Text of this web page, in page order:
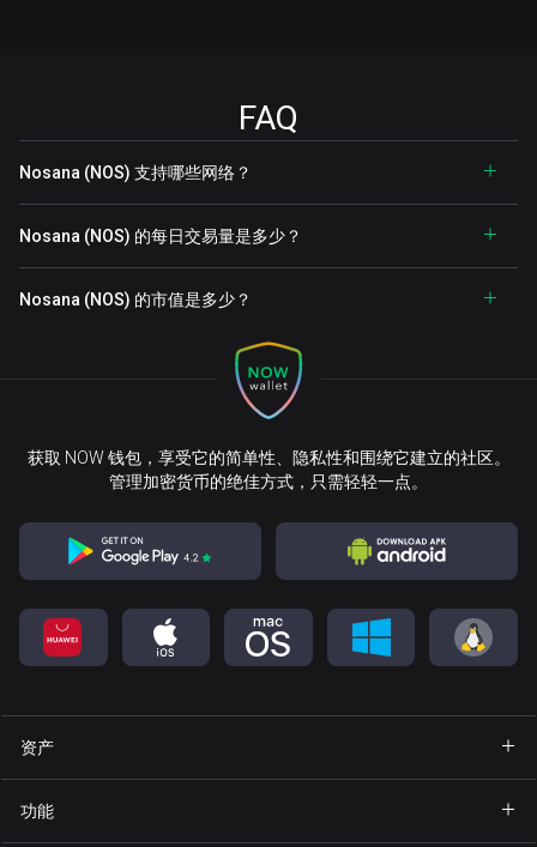
FAQ
Nosana (NOS) 支持哪些网络？
Nosana (NOS) 的每日交易量是多少？
Nosana (NOS) 的市值是多少？
获取 NOW 钱包，享受它的简单性、隐私性和围绕它建立的社区。
管理加密货币的绝佳方式，只需轻轻一点。
资产
功能